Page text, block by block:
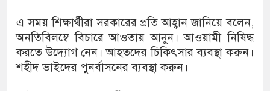
এ সময় শিক্ষার্থীরা সরকারের প্রতি আহ্বান জানিয়ে বলেন,
অনতিবিলম্বে বিচারে আওতায় আনুন। আওয়ামী নিষিদ্ধ
করতে উদ্যোগ নেন। আহতদের চিকিৎসার ব্যবস্থা করুন।
শহীদ ভাইদের পুনর্বাসনের ব্যবস্থা করুন।